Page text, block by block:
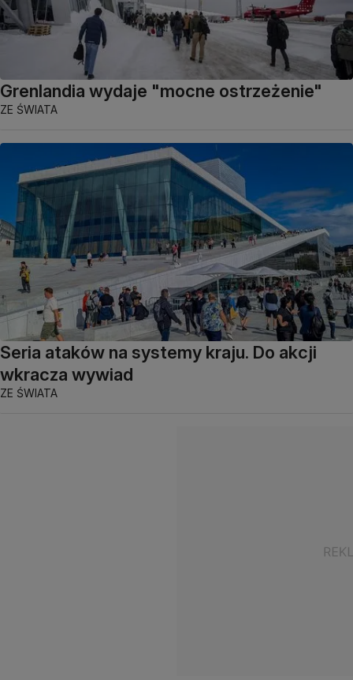
Grenlandia wydaje "mocne ostrzeżenie"
ZE ŚWIATA
Seria ataków na systemy kraju. Do akcji
wkracza wywiad
ZE ŚWIATA